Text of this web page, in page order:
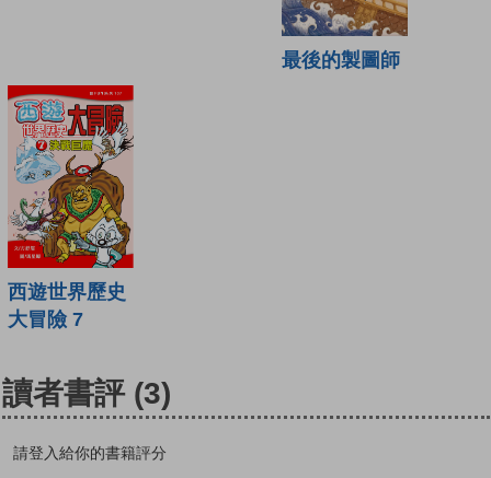
最後的製圖師
西遊世界歷史
大冒險 7
讀者書評 (3)
請登入給你的書籍評分